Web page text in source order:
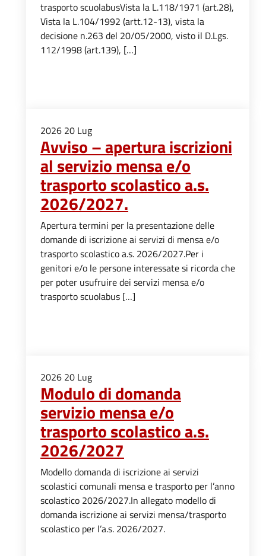
trasporto scuolabusVista la L.118/1971 (art.28),
Vista la L.104/1992 (artt.12-13), vista la
decisione n.263 del 20/05/2000, visto il D.Lgs.
112/1998 (art.139), […]
2026 20 Lug
Avviso – apertura iscrizioni
al servizio mensa e/o
trasporto scolastico a.s.
2026/2027.
Apertura termini per la presentazione delle
domande di iscrizione ai servizi di mensa e/o
trasporto scolastico a.s. 2026/2027.Per i
genitori e/o le persone interessate si ricorda che
per poter usufruire dei servizi mensa e/o
trasporto scuolabus […]
2026 20 Lug
Modulo di domanda
servizio mensa e/o
trasporto scolastico a.s.
2026/2027
Modello domanda di iscrizione ai servizi
scolastici comunali mensa e trasporto per l’anno
scolastico 2026/2027.In allegato modello di
domanda iscrizione ai servizi mensa/trasporto
scolastico per l’a.s. 2026/2027.